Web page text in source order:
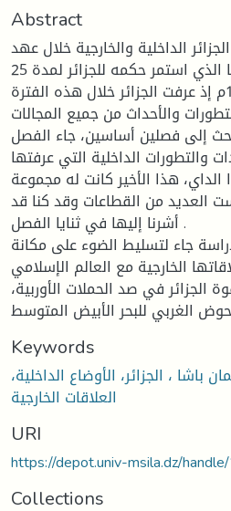
Abstract
الداخلية والخارجية خلال عهد
الداي محمد بن عثمان باشا الذي استمر حكمه للجزائر لمدة 25
سنة من 1766 إلى 1791م إذ عرفت الجزائر خلال هذه الفترة
والأحداث من جميع المجالات .
إلى فصلين أساسين، جاء الفصل
والتطورات الداخلية التي عرفتها
الداي، هذا الأخير كانت له مجموعة
العديد من القطاعات وقد كنا قد
أشرنا إليها في ثنايا الفصل .
جاء لتسليط الضوء على مكانة
الخارجية مع العالم الإسلامي
في صد الحملات الأوربية،
Keywords
باشا ، الجزائر، الأوضاع الداخلية،
العلاقات الخارجية
URI
https://depot.univ-msila.dz/
Collections